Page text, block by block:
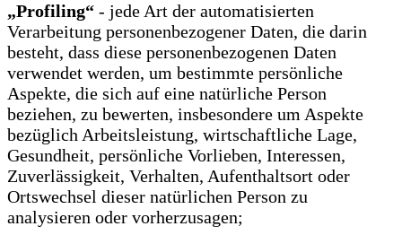
„Profiling“ - jede Art der automatisierten
Verarbeitung personenbezogener Daten, die darin
besteht, dass diese personenbezogenen Daten
verwendet werden, um bestimmte persönliche
Aspekte, die sich auf eine natürliche Person
beziehen, zu bewerten, insbesondere um Aspekte
bezüglich Arbeitsleistung, wirtschaftliche Lage,
Gesundheit, persönliche Vorlieben, Interessen,
Zuverlässigkeit, Verhalten, Aufenthaltsort oder
Ortswechsel dieser natürlichen Person zu
analysieren oder vorherzusagen;